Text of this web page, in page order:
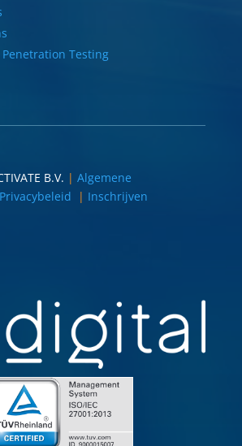
Testing
B.V. | Algemene
Privacybeleid | Inschrijven